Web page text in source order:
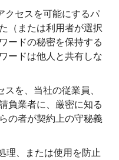
クセスを可能にするパ
（または利用者が選択
ードの秘密を保持する
ードは他人と共有しな
を、当社の従業員、
負業者に、厳密に知る
の者が契約上の守秘義
理、または使用を防止